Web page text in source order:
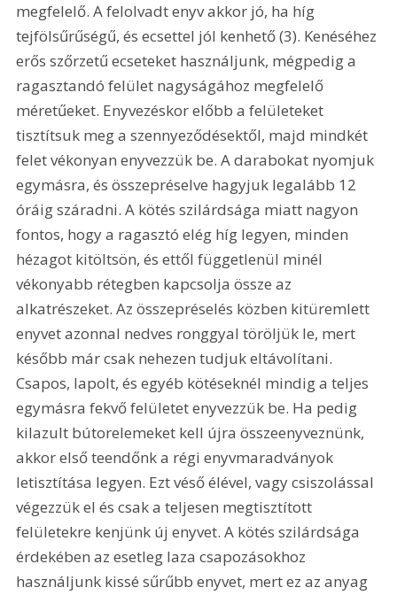
megfelelő. A felolvadt enyv akkor jó, ha híg
tejfölsűrűségű, és ecsettel jól kenhető (3). Kenéséhez
erős szőrzetű ecseteket használjunk, mégpedig a
ragasztandó felület nagyságához megfelelő
méretűeket. Enyvezéskor előbb a felületeket
tisztítsuk meg a szennyeződésektől, majd mindkét
felet vékonyan enyvezzük be. A darabokat nyomjuk
egymásra, és összepréselve hagyjuk legalább 12
óráig száradni. A kötés szilárdsága miatt nagyon
fontos, hogy a ragasztó elég híg legyen, minden
hézagot kitöltsön, és ettől függetlenül minél
vékonyabb rétegben kapcsolja össze az
alkatrészeket. Az összepréselés közben kitüremlett
enyvet azonnal nedves ronggyal töröljük le, mert
később már csak nehezen tudjuk eltávolítani.
Csapos, lapolt, és egyéb kötéseknél mindig a teljes
egymásra fekvő felületet enyvezzük be. Ha pedig
kilazult bútorelemeket kell újra összeenyveznünk,
akkor első teendőnk a régi enyvmaradványok
letisztítása legyen. Ezt véső élével, vagy csiszolással
végezzük el és csak a teljesen megtisztított
felületekre kenjünk új enyvet. A kötés szilárdsága
érdekében az esetleg laza csapozásokhoz
használjunk kissé sűrűbb enyvet, mert ez az anyag